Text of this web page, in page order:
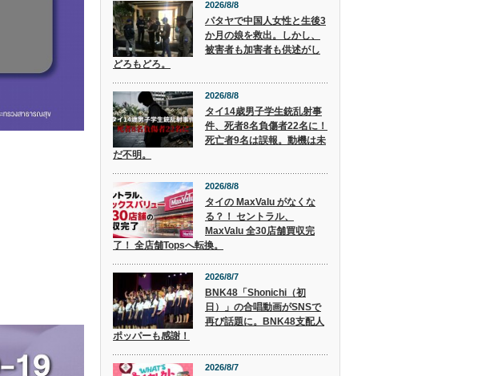
2026/8/8
パタヤで中国人女性と生後3
か月の娘を救出。しかし、
被害者も加害者も供述がし
どろもどろ。
2026/8/8
タイ14歳男子学生銃乱射事
件、死者8名負傷者22名に！
死亡者9名は誤報。動機は未
だ不明。
2026/8/8
タイの MaxValu がなくな
る？！ セントラル、
MaxValu 全30店舗買収完
了！ 全店舗Topsへ転換。
2026/8/7
BNK48「Shonichi（初
日）」の合唱動画がSNSで
再び話題に。BNK48支配人
ポッパーも感謝！
2026/8/7